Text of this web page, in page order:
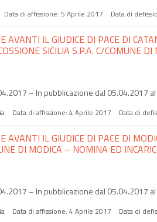
Data di affissione: 5 Aprile 2017 Data di
AVANTI IL GIUDICE DI PACE DI
SICILIA S.P.A. C/COMUNE
– In pubblicazione dal 05.04.2017
Data di affissione: 4 Aprile 2017 Data di
AVANTI IL GIUDICE DI PACE DI
DI MODICA – NOMINA ED
– In pubblicazione dal 05.04.2017
Data di affissione: 4 Aprile 2017 Data di